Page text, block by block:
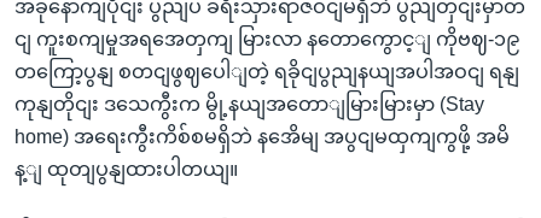
အခုနောကျပိုငျး ပွညျပ ခရီးသှားရာဇဝငျမရှိဘဲ ပွညျတှငျးမှာတ
ငျ ကူးစကျမှုအရအေတှကျ မြားလာ နတောကွောင့ျ ကိုဗဈ-၁၉
တကြော့ပွနျ စတငျဖွဈပေါျတဲ့ ရခိုငျပွညျနယျအပါအဝငျ ရနျ
ကုနျတိုငျး ဒသေကွီးက မွို့နယျအတောျမြားမြားမှာ (Stay
home) အရေးကွီးကိစ်စမရှိဘဲ နအေိမျ အပွငျမထှကျကွဖို့ အမိ
န့ျ ထုတျပွနျထားပါတယျ။